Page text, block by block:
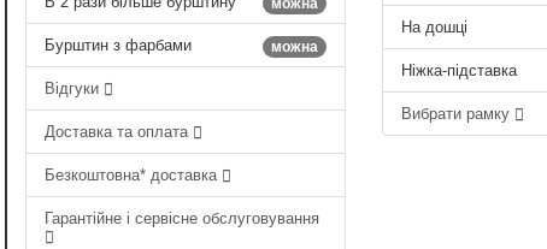
можна
можна
Бурштин з фарбами
Відгуки
Доставка та оплата
Безкоштовна* доставка
Гарантійне і сервісне обслуговування
На дошці
Ніжка-підставка
Вибрати рамку